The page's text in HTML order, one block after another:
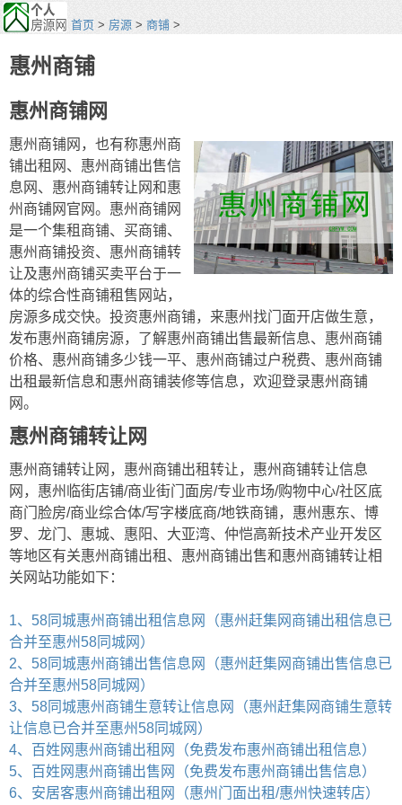
首页 > 房源 > 商铺 >
惠州商铺
惠州商铺网
惠州商铺网，也有称惠州商
铺出租网、惠州商铺出售信
息网、惠州商铺转让网和惠
州商铺网官网。惠州商铺网
是一个集租商铺、买商铺、
惠州商铺投资、惠州商铺转
让及惠州商铺买卖平台于一
体的综合性商铺租售网站，
房源多成交快。投资惠州商铺，来惠州找门面开店做生意，
发布惠州商铺房源，了解惠州商铺出售最新信息、惠州商铺
价格、惠州商铺多少钱一平、惠州商铺过户税费、惠州商铺
出租最新信息和惠州商铺装修等信息，欢迎登录惠州商铺
网。
惠州商铺转让网
惠州商铺转让网，惠州商铺出租转让，惠州商铺转让信息
网，惠州临街店铺/商业街门面房/专业市场/购物中心/社区底
商门脸房/商业综合体/写字楼底商/地铁商铺，惠州惠东、博
罗、龙门、惠城、惠阳、大亚湾、仲恺高新技术产业开发区
等地区有关惠州商铺出租、惠州商铺出售和惠州商铺转让相
关网站功能如下：
1、58同城惠州商铺出租信息网（惠州赶集网商铺出租信息已
合并至惠州58同城网）
2、58同城惠州商铺出售信息网（惠州赶集网商铺出售信息已
合并至惠州58同城网）
3、58同城惠州商铺生意转让信息网（惠州赶集网商铺生意转
让信息已合并至惠州58同城网）
4、百姓网惠州商铺出租网（免费发布惠州商铺出租信息）
5、百姓网惠州商铺出售网（免费发布惠州商铺出售信息）
6、安居客惠州商铺出租网（惠州门面出租/惠州快速转店）